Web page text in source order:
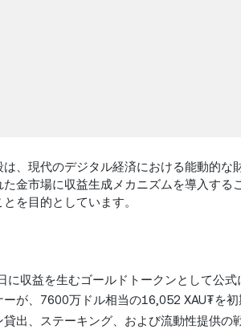
、現代のデジタル経済における能動的な
金市場に収益生成メカニズムを導入す
を目的としています。
収益を生むゴールドトークンとして公式
が、7600万ドル相当の16,052 XAU₮を初
出、ステーキング、および流動性提供の